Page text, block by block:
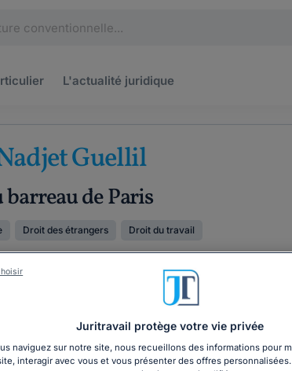
L'actualité juridique
Guellil
barreau de Paris
Droit des étrangers Droit du travail
COORDONNÉES
Juritravail protège votre vie privée
naviguez sur notre site, nous recueillons des informations pour
interagir avec vous et vous présenter des offres